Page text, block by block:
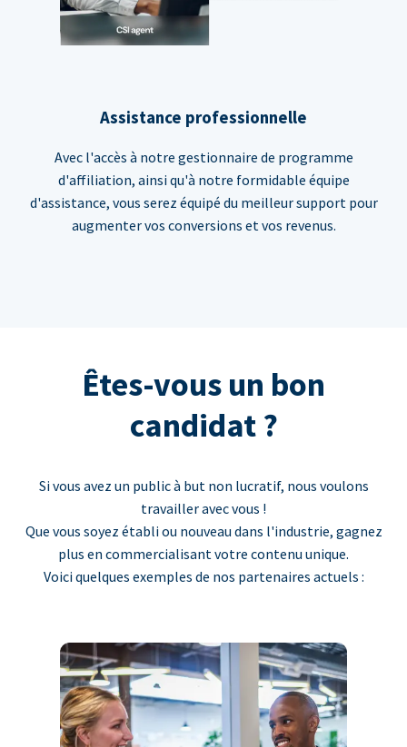
Assistance professionnelle
Avec l'accès à notre gestionnaire de programme
d'affiliation, ainsi qu'à notre formidable équipe
d'assistance, vous serez équipé du meilleur support pour
augmenter vos conversions et vos revenus.
Êtes-vous un bon
candidat ?
Si vous avez un public à but non lucratif, nous voulons
travailler avec vous !
Que vous soyez établi ou nouveau dans l'industrie, gagnez
plus en commercialisant votre contenu unique.
Voici quelques exemples de nos partenaires actuels :